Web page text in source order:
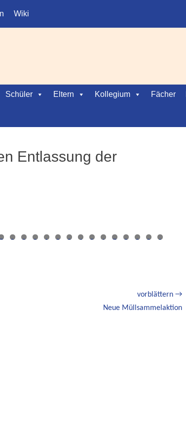
Wiki
Schüler Eltern Kollegium Fächer
Entlassung der
7 8 9 0 1 2 3 4 5 6 7 8 9 0 1
vorblättern →
Neue Müllsammelaktion